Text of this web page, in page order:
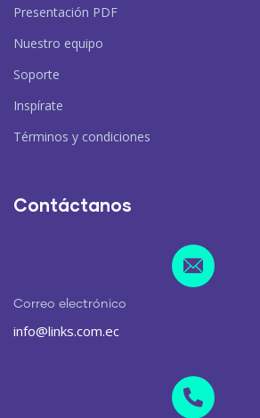
Presentación PDF
Nuestro equipo
Soporte
Inspírate
Términos y condiciones
Contáctanos
Correo electrónico
info@links.com.ec